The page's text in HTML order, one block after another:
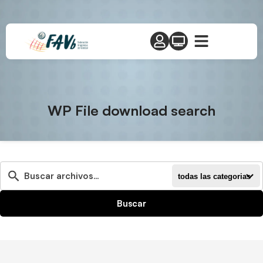
WP File download search
todas las categorias
Buscar